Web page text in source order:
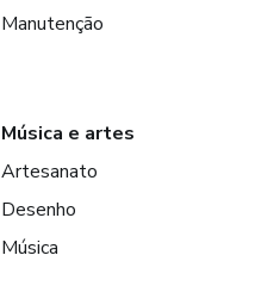
Manutenção
Música e artes
Artesanato
Desenho
Música